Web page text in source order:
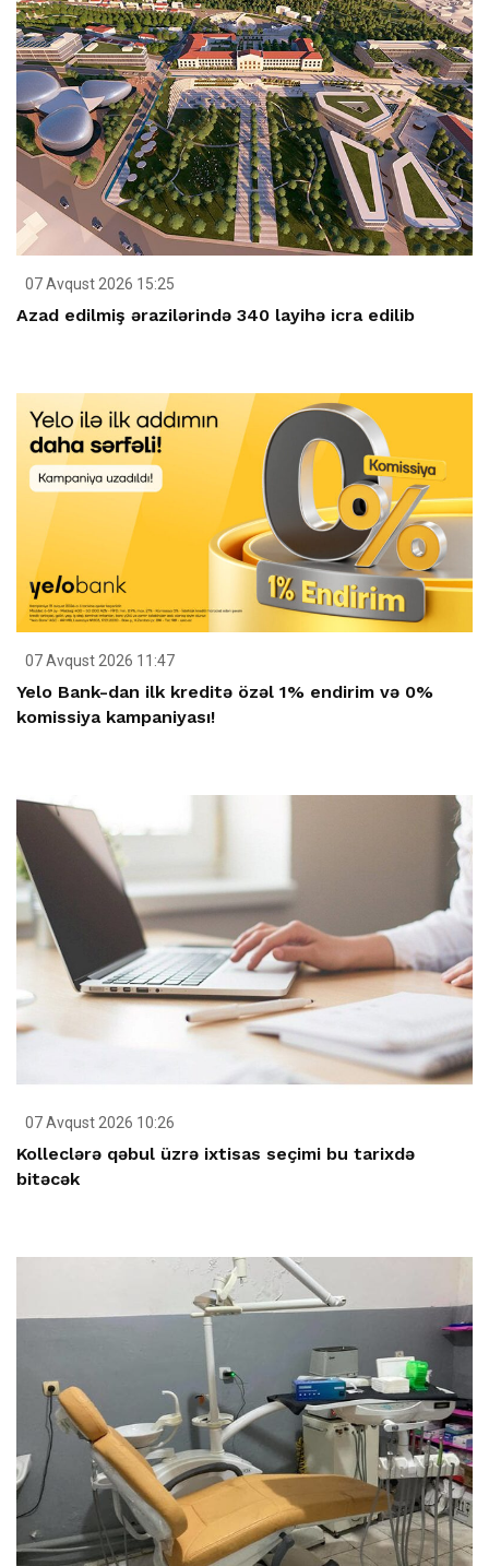
07 Avqust 2026 15:25
Azad edilmiş ərazilərində 340 layihə icra edilib
07 Avqust 2026 11:47
Yelo Bank-dan ilk kreditə özəl 1% endirim və 0%
komissiya kampaniyası!
07 Avqust 2026 10:26
Kolleclərə qəbul üzrə ixtisas seçimi bu tarixdə
bitəcək